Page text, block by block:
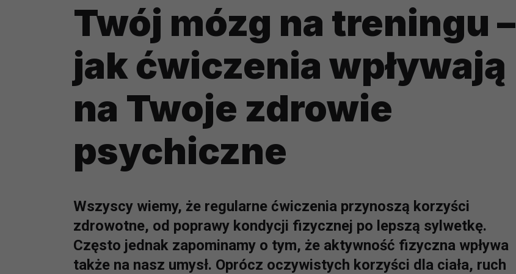
Twój mózg na treningu –
jak ćwiczenia wpływają
na Twoje zdrowie
psychiczne
Wszyscy wiemy, że regularne ćwiczenia przynoszą korzyści
zdrowotne, od poprawy kondycji fizycznej po lepszą sylwetkę.
Często jednak zapominamy o tym, że aktywność fizyczna wpływa
także na nasz umysł. Oprócz oczywistych korzyści dla ciała, ruch